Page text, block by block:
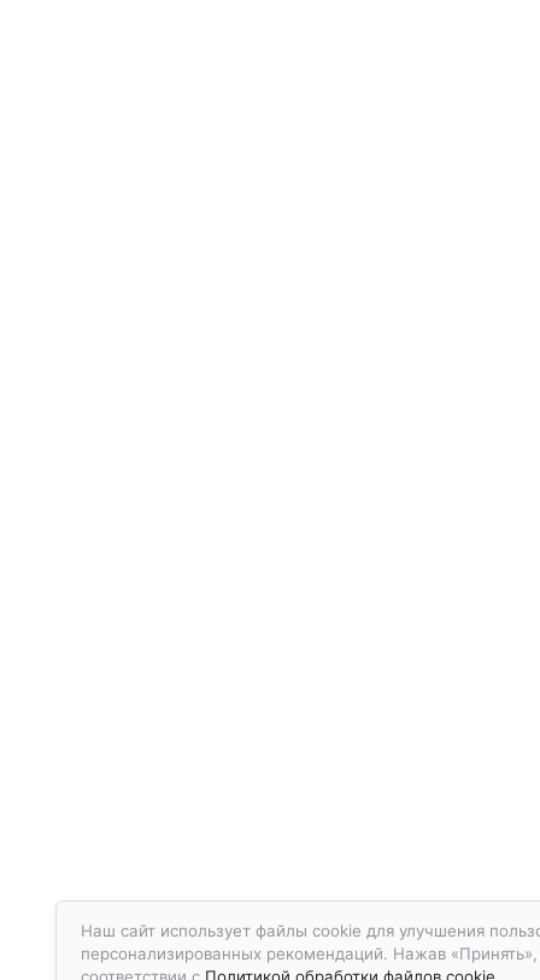
Наш сайт использует файлы cookie для улучшения
персонализированных рекомендаций. Нажав